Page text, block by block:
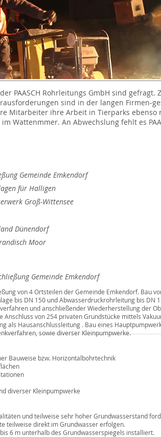
PAASCH Rohrleitungs GmbH sind gefragt.
sind in der langen Firmen-
Mitarbeiter ihre Arbeit in Tierparks
Wattenmmer. An Abwechslung fehlt es
Gemeinde Emkendorf
für Halligen
Groß-Wittensee
Dünendorf
Moor
Gemeinde Emkendorf
von 4 Ortsteilen der Gemeinde Emkendorf. Bau
bis DN 150 und Abwasserdruckrohrleitung bis DN
und anschließender Wiederherstellung der
Anschluss von 254 privaten Grundstücke mittels
als Hausanschlussleitung . Bau eines
sowie diverser Kleinpumpwerke.
Bauweise bzw. Horizontalbohrtechnik
diverser Kleinpumpwerke
und teilweise sehr hoher Grundwasserstand
teilweise direkt im Grundwasser erfolgen.
6 m unterhalb des Grundwasserspiegels installiert.